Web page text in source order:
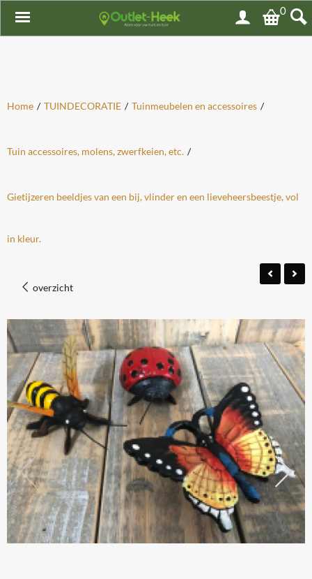
0
Home / TUINDECORATIE / Tuinmeubelen en accessoires /
Tuin accessoires, molens, zwerfkeien, etc. /
Gietijzeren beeldjes van een bij, vlinder en een lieveheersbeestje, vol
in kleur.
overzicht